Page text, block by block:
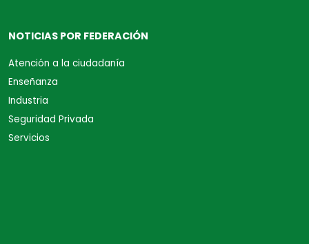
NOTICIAS POR FEDERACIÓN
Atención a la ciudadanía
Enseñanza
Industria
Seguridad Privada
Servicios